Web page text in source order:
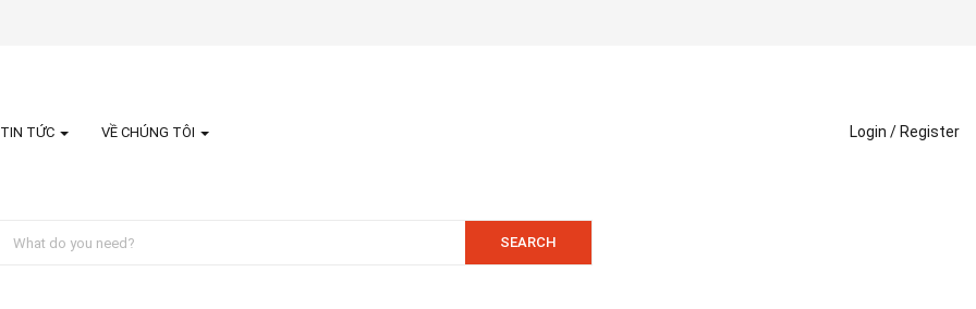
TIN TỨC VỀ CHÚNG TÔI Login / Register
SEARCH